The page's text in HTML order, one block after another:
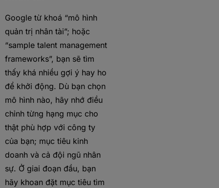
Google từ khoá “mô hình
quản trị nhân tài”; hoặc
“sample talent management
frameworks”, bạn sẽ tìm
thấy khá nhiều gợi ý hay ho
để khởi động. Dù bạn chọn
mô hình nào, hãy nhớ điều
chỉnh từng hạng mục cho
thật phù hợp với công ty
của bạn; mục tiêu kinh
doanh và cả đội ngũ nhân
sự. Ở giai đoạn đầu, bạn
hãy khoan đặt mục tiêu tìm